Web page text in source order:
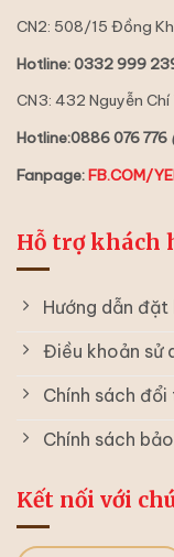
CN2: 508/15 Đồng
Hotline: 0332 999
CN3: 432 Nguyễn
Hotline:0886 076 776
Fanpage:FB.COM/
Hỗ trợ khách
Hướng dẫn đặt
Điều khoản sử
Chính sách đổi
Chính sách
Kết nối với